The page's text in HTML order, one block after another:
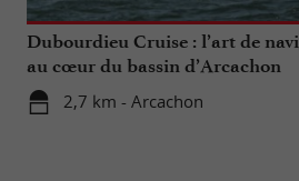
Dubourdieu Cruise : l’art de
au cœur du bassin d’Arcachon
2,7 km - Arcachon